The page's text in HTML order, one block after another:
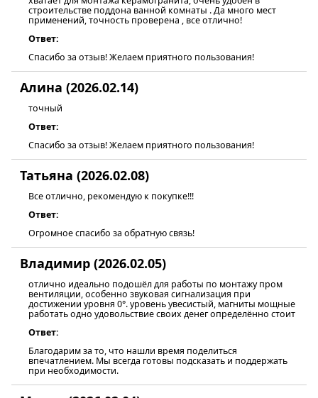
строительстве поддона ванной комнаты . Да много мест
применений, точность проверена , все отлично!
Ответ:
Спасибо за отзыв! Желаем приятного пользования!
Алина (2026.02.14)
точный
Ответ:
Спасибо за отзыв! Желаем приятного пользования!
Татьяна (2026.02.08)
Все отлично, рекомендую к покупке!!!
Ответ:
Огромное спасибо за обратную связь!
Владимир (2026.02.05)
отлично идеально подошёл для работы по монтажу пром
вентиляции, особенно звуковая сигнализация при
достижении уровня 0°. уровень увесистый, магниты мощные
работать одно удовольствие своих денег определённо стоит
Ответ:
Благодарим за то, что нашли время поделиться
впечатлением. Мы всегда готовы подсказать и поддержать
при необходимости.